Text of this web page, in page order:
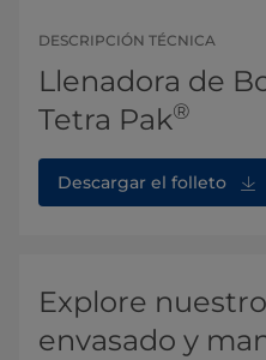
DESCRIPCIÓN TÉCNICA
Llenadora de
Tetra Pak®
Descargar el folleto
Explore
envasado y